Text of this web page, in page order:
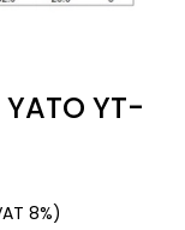
YT-
8%)